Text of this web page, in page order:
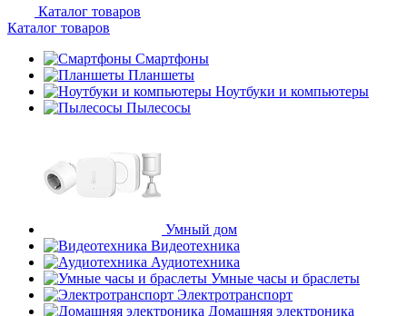
Каталог товаров
Каталог товаров
Смартфоны
Планшеты
Ноутбуки и компьютеры
Пылесосы
Умный дом
Видеотехника
Аудиотехника
Умные часы и браслеты
Электротранспорт
Домашняя электроника